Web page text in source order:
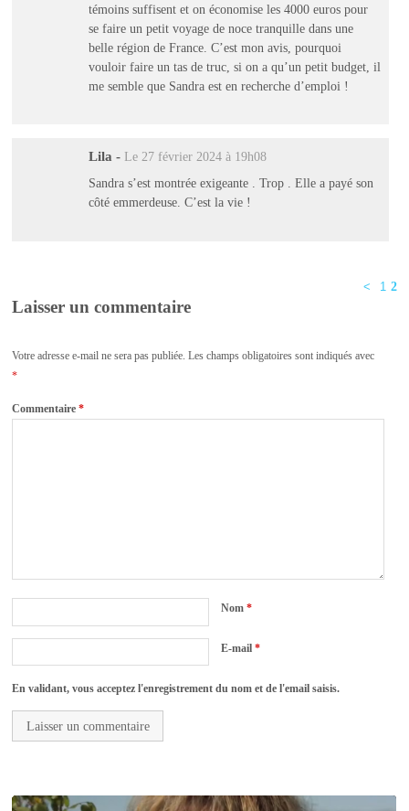
témoins suffisent et on économise les 4000 euros pour
se faire un petit voyage de noce tranquille dans une
belle région de France. C’est mon avis, pourquoi
vouloir faire un tas de truc, si on a qu’un petit budget, il
me semble que Sandra est en recherche d’emploi !
Lila - Le 27 février 2024 à 19h08
Sandra s’est montrée exigeante . Trop . Elle a payé son
côté emmerdeuse. C’est la vie !
< 1 2
Laisser un commentaire
Votre adresse e-mail ne sera pas publiée. Les champs obligatoires sont indiqués avec
*
Commentaire*
Nom*
E-mail*
En validant, vous acceptez l'enregistrement du nom et de l'email saisis.